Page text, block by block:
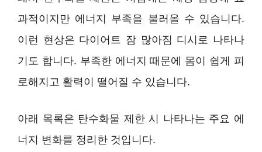
과적이지만 에너지 부족을 불러올 수 있습니다.
이런 현상은 다이어트 잠 많아짐 디시로 나타나
기도 합니다. 부족한 에너지 때문에 몸이 쉽게 피
로해지고 활력이 떨어질 수 있습니다.
아래 목록은 탄수화물 제한 시 나타나는 주요 에
너지 변화를 정리한 것입니다.